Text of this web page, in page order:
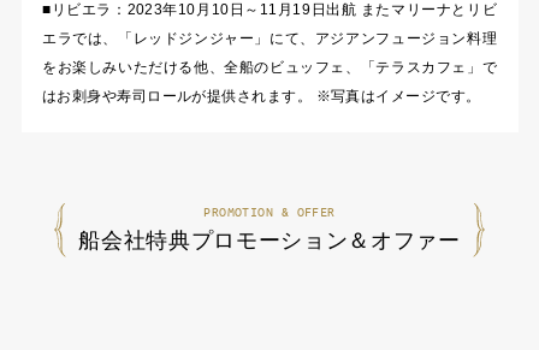
■リビエラ：2023年10月10日～11月19日出航 またマリーナとリビ
エラでは、「レッドジンジャー」にて、アジアンフュージョン料理
をお楽しみいただける他、全船のビュッフェ、「テラスカフェ」で
はお刺身や寿司ロールが提供されます。 ※写真はイメージです。
PROMOTION & OFFER
船会社特典プロモーション＆オファー